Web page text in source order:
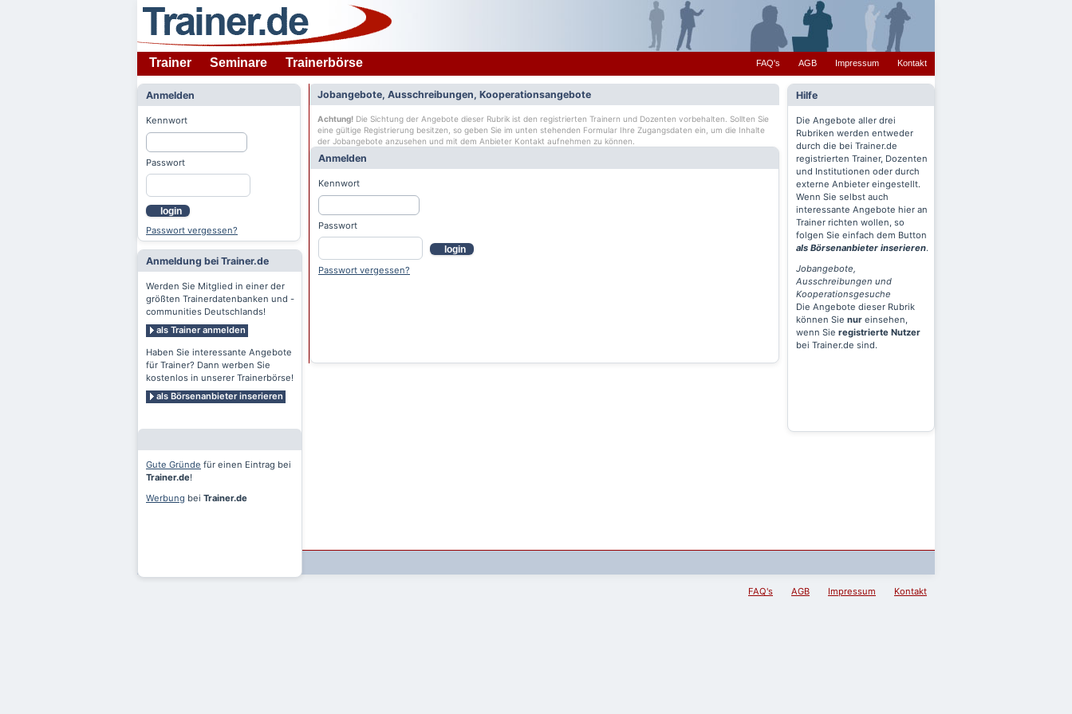
Trainer Seminare Trainerbörse FAQ's AGB Impressum Kontakt
Anmelden
Kennwort
Passwort
login
Passwort vergessen?
Anmeldung bei Trainer.de
Werden Sie Mitglied in einer der
größten Trainerdatenbanken und -
communities Deutschlands!
als Trainer anmelden
Haben Sie interessante Angebote
für Trainer? Dann werben Sie
kostenlos in unserer Trainerbörse!
als Börsenanbieter inserieren
Gute Gründe für einen Eintrag bei
Trainer.de!
Werbung bei Trainer.de
Hilfe
Die Angebote aller drei
Rubriken werden entweder
durch die bei Trainer.de
registrierten Trainer, Dozenten
und Institutionen oder durch
externe Anbieter eingestellt.
Wenn Sie selbst auch
interessante Angebote hier an
Trainer richten wollen, so
folgen Sie einfach dem Button
als Börsenanbieter inserieren.
Jobangebote,
Ausschreibungen und
Kooperationsgesuche
Die Angebote dieser Rubrik
können Sie nur einsehen,
wenn Sie registrierte Nutzer
bei Trainer.de sind.
Jobangebote, Ausschreibungen, Kooperationsangebote
Achtung! Die Sichtung der Angebote dieser Rubrik ist den registrierten Trainern und Dozenten vorbehalten. Sollten Sie
eine gültige Registrierung besitzen, so geben Sie im unten stehenden Formular Ihre Zugangsdaten ein, um die Inhalte
der Jobangebote anzusehen und mit dem Anbieter Kontakt aufnehmen zu können.
Anmelden
Kennwort
Passwort
login
Passwort vergessen?
FAQ's AGB Impressum Kontakt